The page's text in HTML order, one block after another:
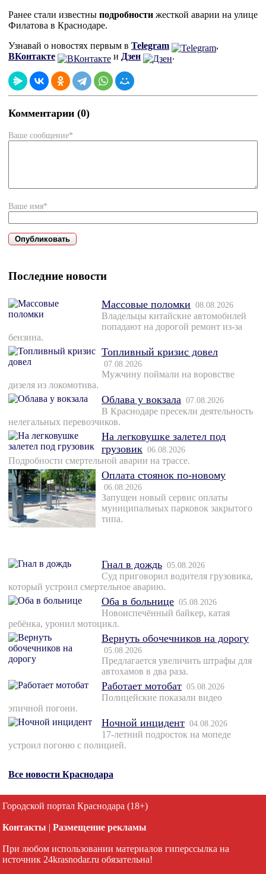
Ранее стали известны подробности жесткой аварии на улице
Филатова в Краснодаре.
Узнавай о новостях первым в Telegram
,
ВКонтакте
и Дзен .
Комментарии (0)
Ваше сообщение*
Ваше имя*
Последние новости
Массовые поломки 08.08.2026
Владельцы китайские автомобилей
попадают на дорогой ремонт из-за
бензина.
Топливный кризис довел
07.08.2026
Мужчину поймали на воровстве
дизеля из локомотива.
Облава у вокзала 07.08.2026
В Краснодаре пресекли деятельность
нелегальных перевозчиков.
На легковушке залетел под
грузовик 06.08.2026
Подробности смертельной аварии на трассе.
Оплата стоянок по-новому
06.08.2026
Запущен новый сервис оплаты
муниципальных парковок закрытого
типа.
Гнал в дождь 05.08.2026
Суд приговорил водителя грузовика,
который устроил смертельное аварию.
Оба в больнице 05.08.2026
Новоиспечённый байкер, катая
ребёнка, уронил мотоцикл.
Вернуть обочечников на дорогу
05.08.2026
Предлагается увеличить штрафы для
автохамов в два раза.
Работает мотобат 05.08.2026
Полицейские показали видео
эпичной погони.
Ночной инцидент 04.08.2026
17-летний подросток на мопеде
устроил погоню с полицией.
Все новости Краснодара
Городской портал Краснодара (18+)
Контакты | Размещение рекламы
При любом использовании материалов гиперссылка на
источник 24krasnodar.ru обязательна!